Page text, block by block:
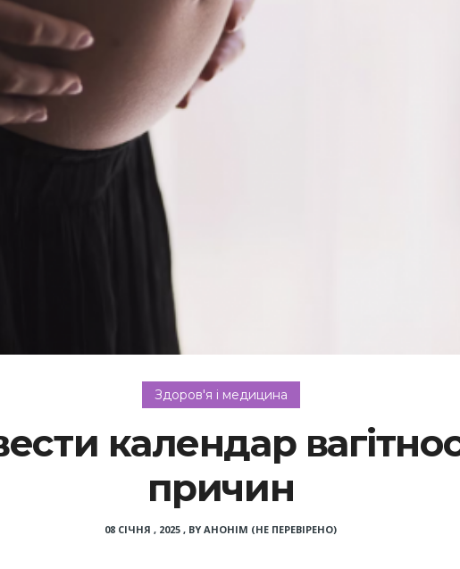
Здоров'я і медицина
календар
причин
08 СІЧНЯ , 2025 , BY АНОНІМ (НЕ ПЕРЕВІРЕНО)